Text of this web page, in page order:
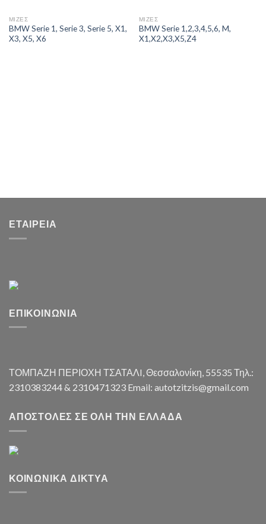
ΜΙΖΕΣ
BMW Serie 1, Serie 3, Serie 5, X1,
X3, X5, X6
ΜΙΖΕΣ
BMW Serie 1,2,3,4,5,6, M,
X1,X2,X3,X5,Z4
ΕΤΑΙΡΕΊΑ
ΕΠΙΚΟΙΝΩΝΊΑ
ΤΟΜΠΑΖΗ ΠΕΡΙΟΧΗ ΤΣΑΤΑΛI, Θεσσαλονίκη, 55535 Τηλ.:
2310383244 & 2310471323 Email: autotzitzis@gmail.com
ΑΠΟΣΤΟΛΈΣ ΣΕ ΌΛΗ ΤΗΝ ΕΛΛΆΔΑ
ΚΟΙΝΩΝΙΚΆ ΔΊΚΤΥΑ